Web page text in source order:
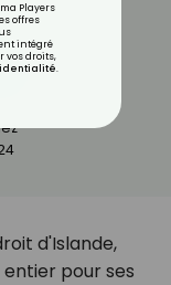
d'Islande,
pour ses
Players
offres
intégré
vos droits,
.